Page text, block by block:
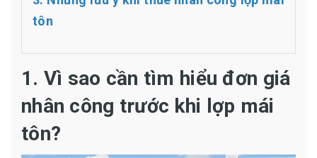
tôn
1. Vì sao cần tìm hiểu đơn giá
nhân công trước khi lợp mái
tôn?